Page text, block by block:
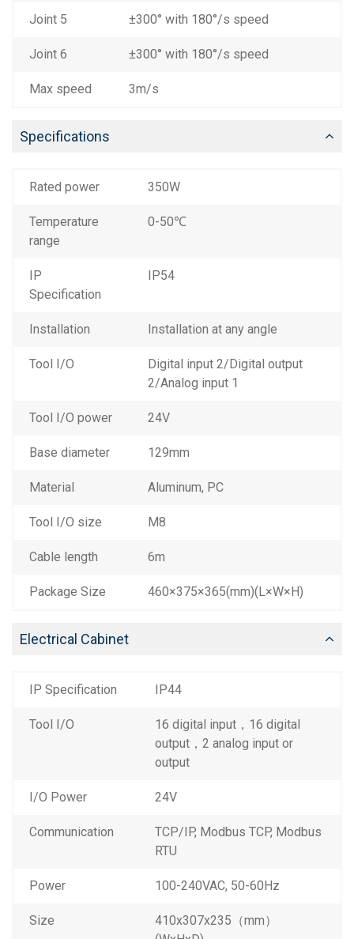
Joint 5 ±300° with 180°/s speed
Joint 6 ±300° with 180°/s speed
Max speed 3m/s
Specifications
Rated power 350W
Temperature
range
0-50℃
IP
Specification
IP54
Installation Installation at any angle
Tool I/O
Digital input 2/Digital output
2/Analog input 1
Tool I/O power 24V
Base diameter 129mm
Material Aluminum, PC
Tool I/O size M8
Cable length 6m
Package Size 460×375×365(mm)(L×W×H)
Electrical Cabinet
IP Specification IP44
Tool I/O
16 digital input，16 digital
output，2 analog input or
output
I/O Power 24V
Communication
TCP/IP, Modbus TCP, Modbus
RTU
Power 100-240VAC, 50-60Hz
Size
410x307x235（mm）